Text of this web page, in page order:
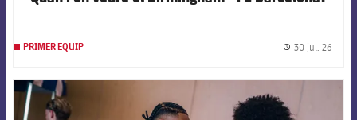
PRIMER EQUIP 30 jul. 26